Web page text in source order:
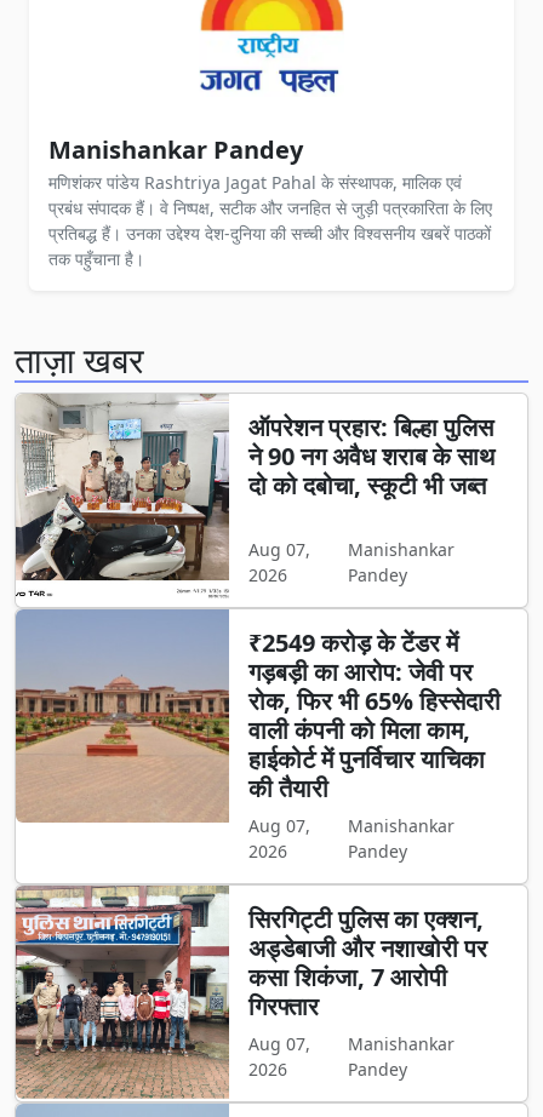
Manishankar Pandey
मणिशंकर पांडेय Rashtriya Jagat Pahal के संस्थापक, मालिक एवं
प्रबंध संपादक हैं। वे निष्पक्ष, सटीक और जनहित से जुड़ी पत्रकारिता के लिए
प्रतिबद्ध हैं। उनका उद्देश्य देश-दुनिया की सच्ची और विश्वसनीय खबरें पाठकों
तक पहुँचाना है।
ताज़ा खबर
ऑपरेशन प्रहार: बिल्हा पुलिस
ने 90 नग अवैध शराब के साथ
दो को दबोचा, स्कूटी भी जब्त
Aug 07,
2026
Manishankar
Pandey
₹2549 करोड़ के टेंडर में
गड़बड़ी का आरोप: जेवी पर
रोक, फिर भी 65% हिस्सेदारी
वाली कंपनी को मिला काम,
हाईकोर्ट में पुनर्विचार याचिका
की तैयारी
Aug 07,
2026
Manishankar
Pandey
सिरगिट्टी पुलिस का एक्शन,
अड्डेबाजी और नशाखोरी पर
कसा शिकंजा, 7 आरोपी
गिरफ्तार
Aug 07,
2026
Manishankar
Pandey